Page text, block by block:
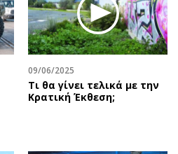
09/06/2025
Τι θα γίνει τελικά με την
Κρατική Έκθεση;